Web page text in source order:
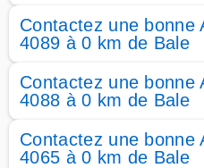
Contactez une bonne
4089 à 0 km de Bale
Contactez une bonne
4088 à 0 km de Bale
Contactez une bonne
4065 à 0 km de Bale